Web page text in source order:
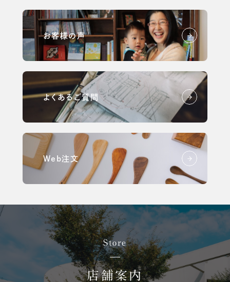
お客様の声
よくあるご質問
Web注文
Store
店舗案内